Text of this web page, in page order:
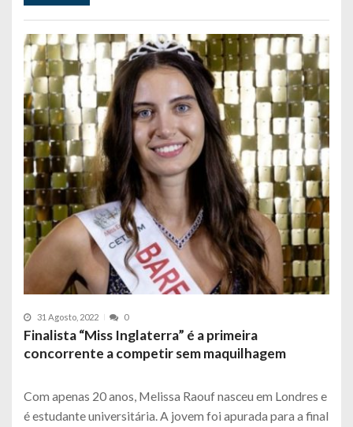
31 Agosto, 2022 0
Finalista “Miss Inglaterra” é a primeira
concorrente a competir sem maquilhagem
Com apenas 20 anos, Melissa Raouf nasceu em Londres e
é estudante universitária. A jovem foi apurada para a final